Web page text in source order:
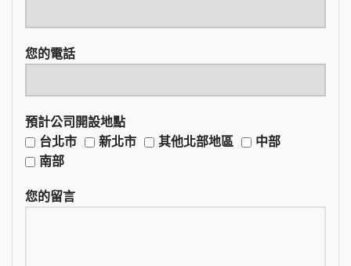
您的電話
預計公司開設地點
台北市
新北市 其他北部地區
中部
南部
您的留言